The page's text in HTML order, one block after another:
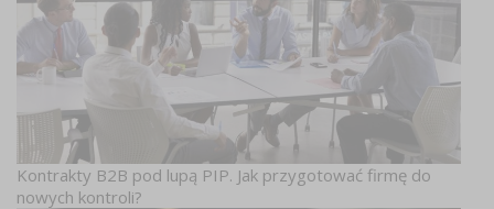
Kontrakty B2B pod lupą PIP. Jak przygotować firmę do
nowych kontroli?